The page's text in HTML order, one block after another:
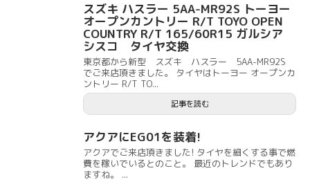
スズキ ハスラー 5AA-MR92S トーヨー
オープンカントリー R/T TOYO OPEN
COUNTRY R/T 165/60R15 ガルシア
シスコ タイヤ交換
東京都から新型 スズキ ハスラー 5AA-MR92S
でご来店頂きました。 タイヤはトーヨー オープンカ
ントリー R/T TO...
記事を読む
アクアにEG01を装着!
アクアでご来店頂きました! タイヤを細くする事で燃
費を稼いでいるとのこと。 最近のトレンドでもあり
ますね。 ...